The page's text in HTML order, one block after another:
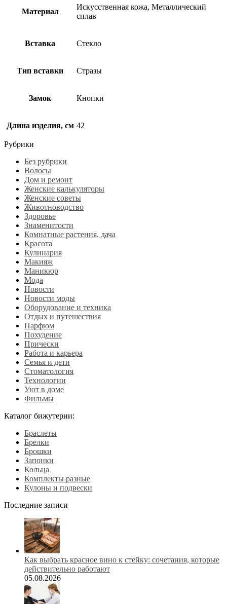
Материал
Искусственная кожа, Металлический
сплав
Вставка Стекло
Тип вставки Стразы
Замок Кнопки
Длина изделия, см 42
Рубрики
Без рубрики
Волосы
Дом и ремонт
Женские калькуляторы
Женские советы
Животноводство
Здоровье
Знаменитости
Комнатные растения, дача
Красота
Кулинария
Макияж
Маникюр
Мода
Новости
Новости моды
Оборудование и техника
Отдых и путешествия
Парфюм
Похудение
Прически
Работа и карьера
Семья и дети
Стоматология
Технологии
Уют в доме
Фильмы
Каталог бижутерии:
Браслеты
Брелки
Брошки
Запонки
Кольца
Комплекты разные
Кулоны и подвески
Последние записи
Как выбрать красное вино к стейку: сочетания, которые
действительно работают
05.08.2026